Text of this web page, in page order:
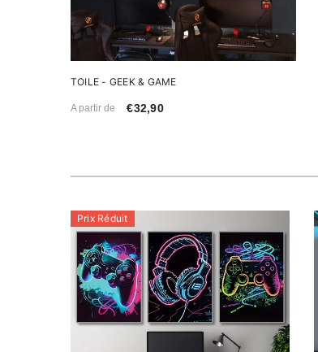
TOILE - GEEK & GAME
A partir de €32,90
Prix Réduit